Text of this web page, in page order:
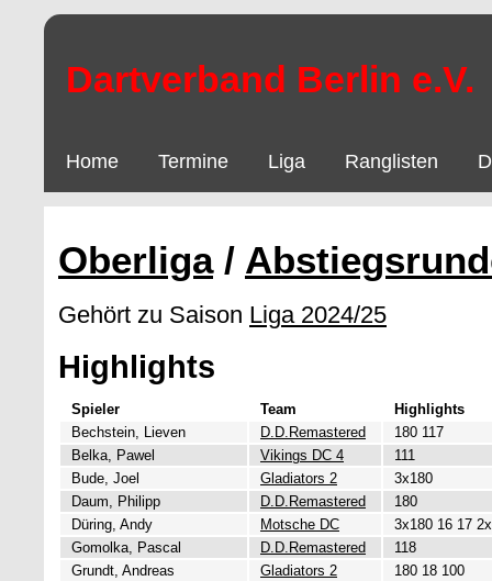
Dartverband Berlin e.V.
Home Termine Liga Ranglisten
Oberliga/
Gehört zu Saison Liga 2024/25
Highlights
Spieler Team
Highlights
Bechstein, Lieven
D.D.Remastered
180 117
Belka, Pawel
Vikings DC 4
111
Bude, Joel
Gladiators 2
3x180
Daum, Philipp
D.D.Remastered
180
Düring, Andy
Motsche DC
3x180 16 17
Gomolka, Pascal
D.D.Remastered
118
Grundt, Andreas
Gladiators 2
180 18 100